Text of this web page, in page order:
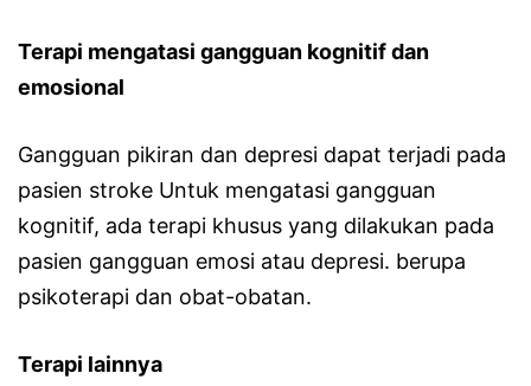
Terapi mengatasi gangguan kognitif dan
emosional
Gangguan pikiran dan depresi dapat terjadi pada
pasien stroke Untuk mengatasi gangguan
kognitif, ada terapi khusus yang dilakukan pada
pasien gangguan emosi atau depresi. berupa
psikoterapi dan obat-obatan.
Terapi lainnya